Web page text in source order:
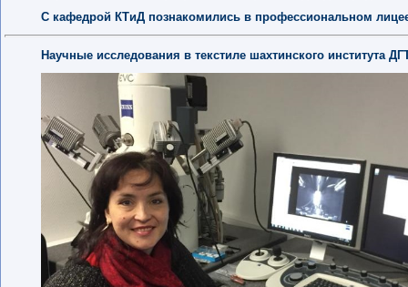
С кафедрой КТиД познакомились в профессиональном
Научные исследования в текстиле шахтинского института